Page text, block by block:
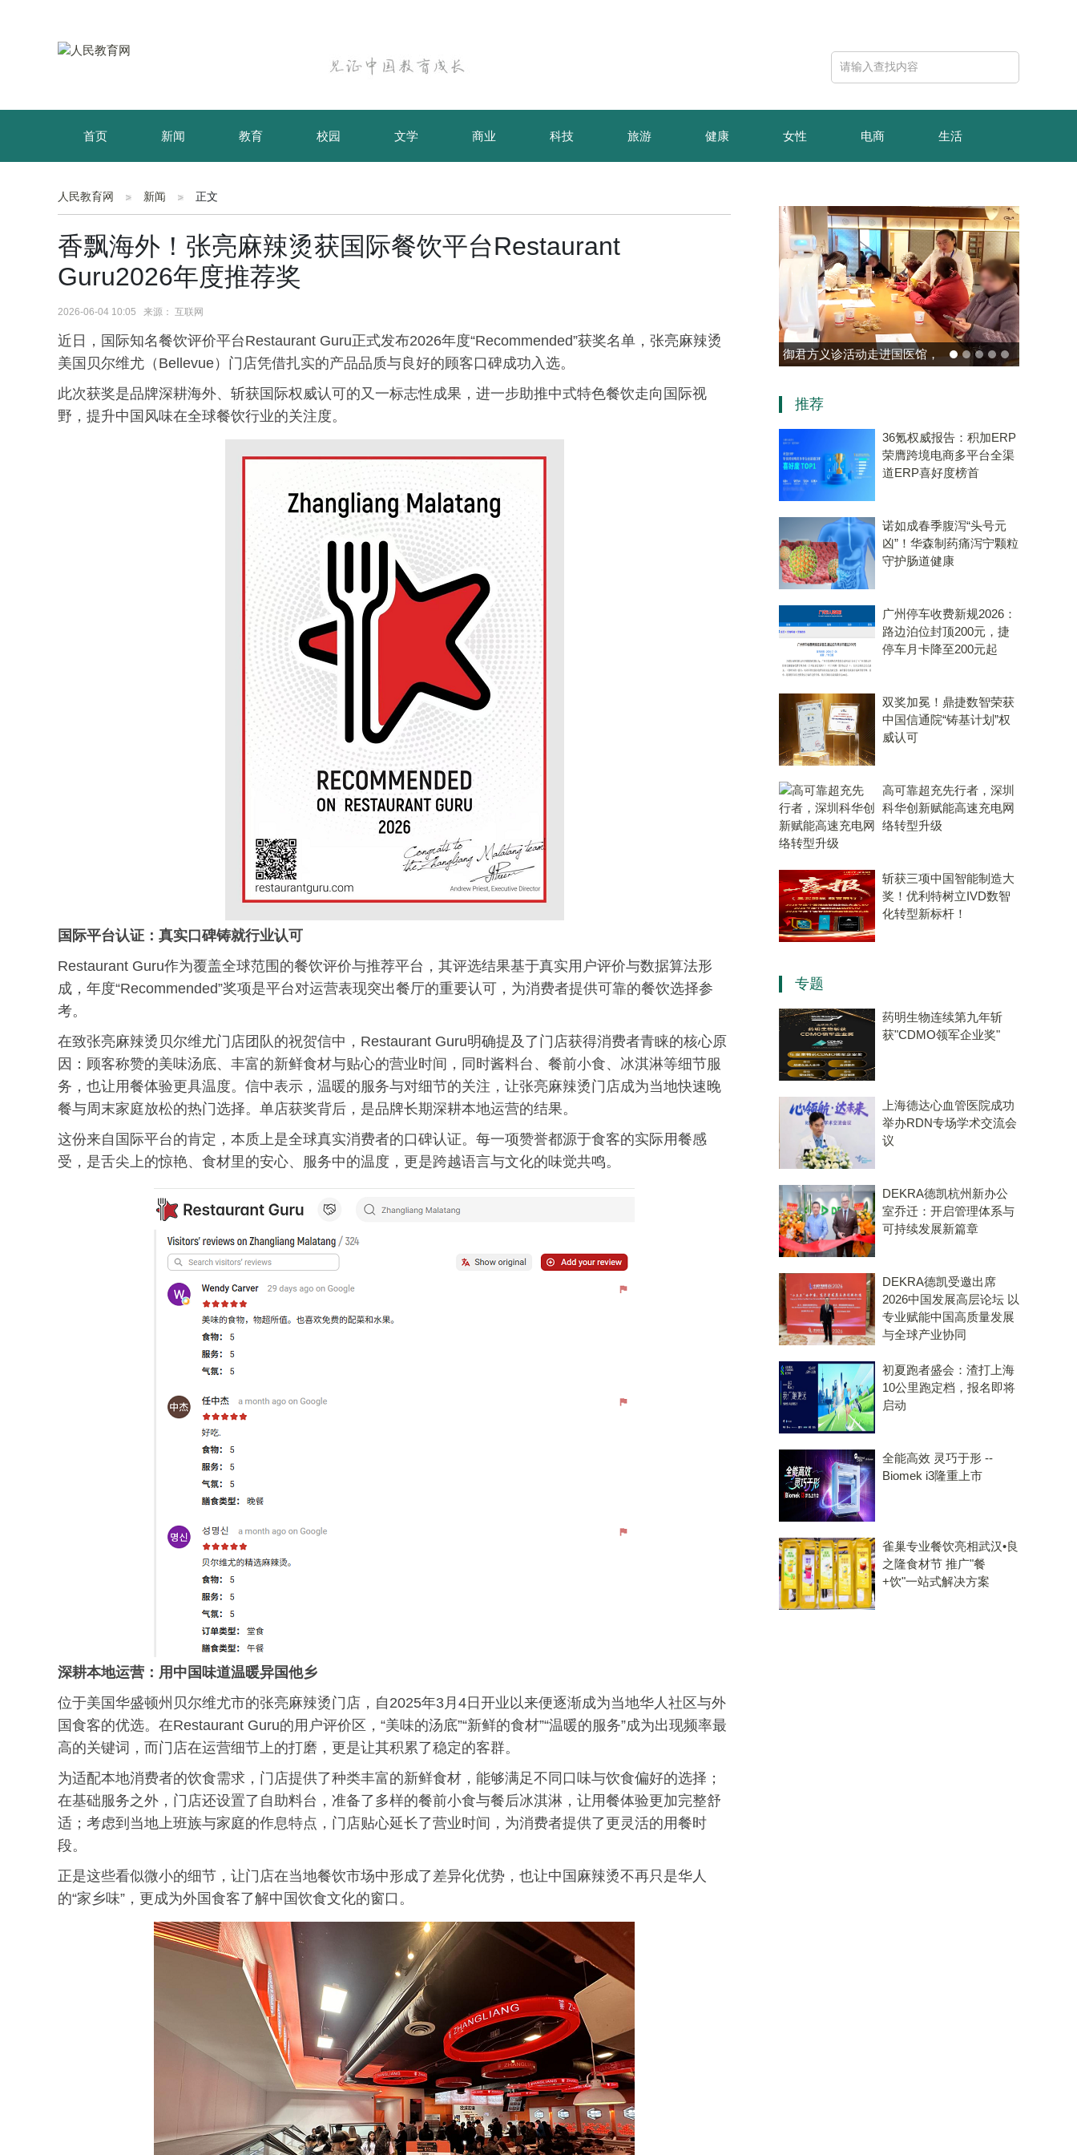
首页 新闻 教育 校园 文学 商业 科技 旅游 健康 女性 电商 生活
育儿 资讯
人民教育网 新闻 正文
香飘海外！张亮麻辣烫获国际餐饮平台Restaurant
Guru2026年度推荐奖
2026-06-04 10:05 来源： 互联网
近日，国际知名餐饮评价平台Restaurant Guru正式发布2026年度“Recommended”获奖名单，张亮麻辣烫
美国贝尔维尤（Bellevue）门店凭借扎实的产品品质与良好的顾客口碑成功入选。
此次获奖是品牌深耕海外、斩获国际权威认可的又一标志性成果，进一步助推中式特色餐饮走向国际视
野，提升中国风味在全球餐饮行业的关注度。
国际平台认证：真实口碑铸就行业认可
Restaurant Guru作为覆盖全球范围的餐饮评价与推荐平台，其评选结果基于真实用户评价与数据算法形
成，年度“Recommended”奖项是平台对运营表现突出餐厅的重要认可，为消费者提供可靠的餐饮选择参
考。
在致张亮麻辣烫贝尔维尤门店团队的祝贺信中，Restaurant Guru明确提及了门店获得消费者青睐的核心原
因：顾客称赞的美味汤底、丰富的新鲜食材与贴心的营业时间，同时酱料台、餐前小食、冰淇淋等细节服
务，也让用餐体验更具温度。信中表示，温暖的服务与对细节的关注，让张亮麻辣烫门店成为当地快速晚
餐与周末家庭放松的热门选择。单店获奖背后，是品牌长期深耕本地运营的结果。
这份来自国际平台的肯定，本质上是全球真实消费者的口碑认证。每一项赞誉都源于食客的实际用餐感
受，是舌尖上的惊艳、食材里的安心、服务中的温度，更是跨越语言与文化的味觉共鸣。
深耕本地运营：用中国味道温暖异国他乡
位于美国华盛顿州贝尔维尤市的张亮麻辣烫门店，自2025年3月4日开业以来便逐渐成为当地华人社区与外
国食客的优选。在Restaurant Guru的用户评价区，“美味的汤底”“新鲜的食材”“温暖的服务”成为出现频率最
高的关键词，而门店在运营细节上的打磨，更是让其积累了稳定的客群。
为适配本地消费者的饮食需求，门店提供了种类丰富的新鲜食材，能够满足不同口味与饮食偏好的选择；
在基础服务之外，门店还设置了自助料台，准备了多样的餐前小食与餐后冰淇淋，让用餐体验更加完整舒
适；考虑到当地上班族与家庭的作息特点，门店贴心延长了营业时间，为消费者提供了更灵活的用餐时
段。
正是这些看似微小的细节，让门店在当地餐饮市场中形成了差异化优势，也让中国麻辣烫不再只是华人
的“家乡味”，更成为外国食客了解中国饮食文化的窗口。
玻色量子完成10亿元B轮融
算机赛道唯一代表！
推荐
36氪权威报告：积加ERP
荣膺跨境电商多平台全渠
道ERP喜好度榜首
诺如成春季腹泻“头号元
凶”！华森制药痛泻宁颗粒
守护肠道健康
广州停车收费新规2026：
路边泊位封顶200元，捷
停车月卡降至200元起
双奖加冕！鼎捷数智荣获
中国信通院“铸基计划”权
威认可
高可靠超充先行者，深圳
科华创新赋能高速充电网
络转型升级
斩获三项中国智能制造大
奖！优利特树立IVD数智
化转型新标杆！
专题
药明生物连续第九年斩
获"CDMO领军企业奖"
上海德达心血管医院成功
举办RDN专场学术交流会
议
DEKRA德凯杭州新办公
室乔迁：开启管理体系与
可持续发展新篇章
DEKRA德凯受邀出席
2026中国发展高层论坛 以
专业赋能中国高质量发展
与全球产业协同
初夏跑者盛会：渣打上海
10公里跑定档，报名即将
启动
全能高效 灵巧于形 --
Biomek i3隆重上市
雀巢专业餐饮亮相武汉•良
之隆食材节 推广"餐
+饮"一站式解决方案